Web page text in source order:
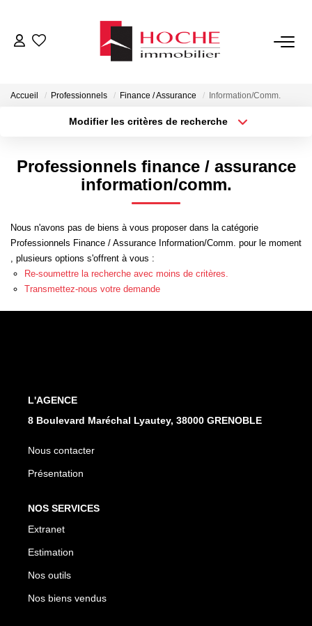
ESTIMATION
CONTACT
Accueil Professionnels Finance / Assurance Information/Comm.
Modifier les critères de recherche
Sélectionnez...
Type de bien
Surface min
Créer une alerte
Professionnels finance / assurance
information/comm.
Nous n'avons pas de biens à vous proposer dans la catégorie
Professionnels Finance / Assurance Information/Comm. pour le moment
, plusieurs options s'offrent à vous :
Re-soumettre la recherche avec moins de critères.
Transmettez-nous votre demande
L'AGENCE
8 Boulevard Maréchal Lyautey, 38000 GRENOBLE
Nous contacter
Présentation
NOS SERVICES
Extranet
Estimation
Nos outils
Nos biens vendus